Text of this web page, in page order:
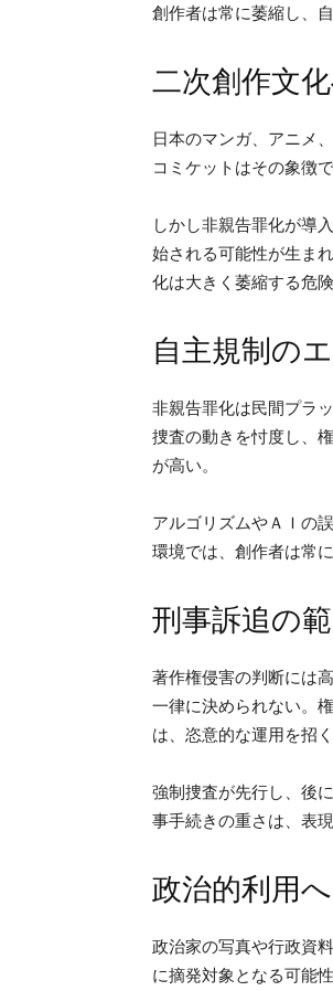
創作者は常に萎縮し、
二次創作文
日本のマンガ、アニメ
コミケットはその象徴
しかし非親告罪化が導
始される可能性が生ま
化は大きく萎縮する危険
自主規制の
非親告罪化は民間プラ
捜査の動きを忖度し、
が高い。
アルゴリズムやＡＩの
環境では、創作者は常
刑事訴追の
著作権侵害の判断には
一律に決められない。
は、恣意的な運用を招く
強制捜査が先行し、後
事手続きの重さは、表
政治的利用
政治家の写真や行政資
に摘発対象となる可能